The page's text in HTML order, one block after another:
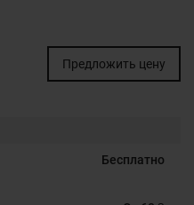
Предложить цену
Бесплатно